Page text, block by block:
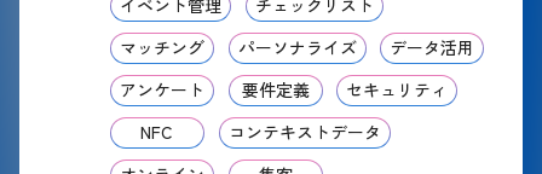
イベント管理
チェックリスト
マッチング
パーソナライズ
データ活用
アンケート
要件定義
セキュリティ
NFC
コンテキストデータ